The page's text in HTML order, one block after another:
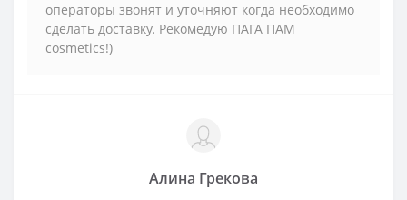
операторы звонят и уточняют когда необходимо
сделать доставку. Рекомедую ПАГА ПАМ
cosmetics!)
Алина Грекова